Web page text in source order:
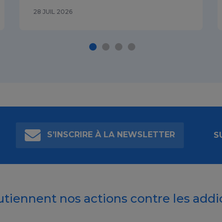
28 JUIL 2026
S’INSCRIRE À LA NEWSLETTER
nos actions contre les